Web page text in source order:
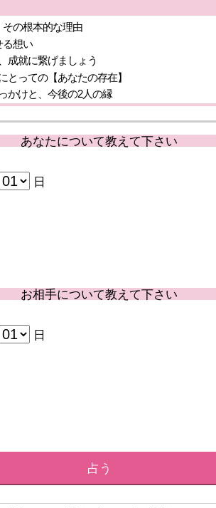
の根本的な理由
る想い
成就に繋げましょう
っての【あなたの存在】
かけと、今後の2人の縁
あなたについて教えて下さい
日
お相手について教えて下さい
日
占う